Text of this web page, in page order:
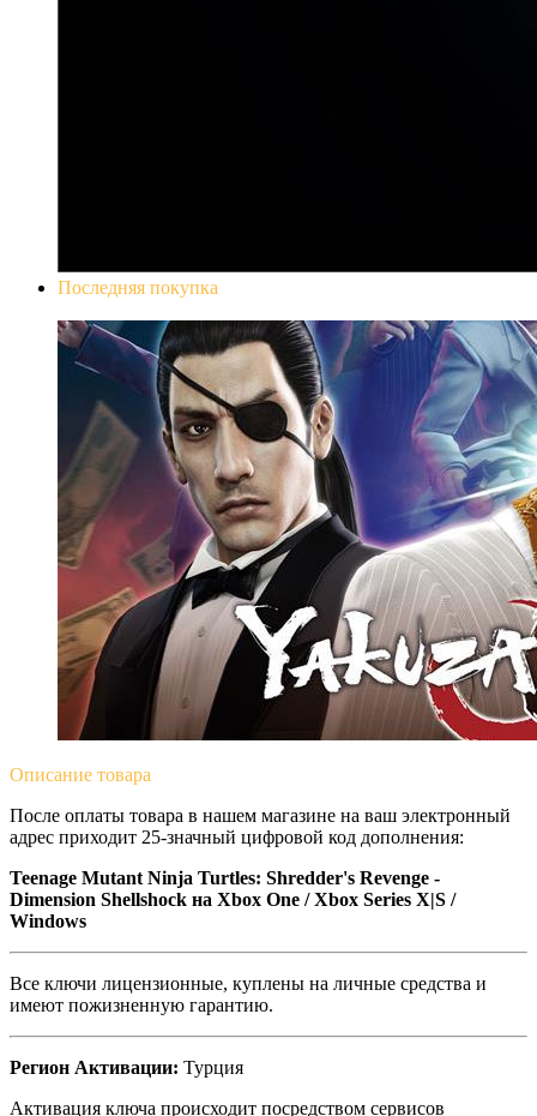
Последняя покупка
Описание товара
После оплаты товара в нашем магазине на ваш электронный
адрес приходит 25-значный цифровой код дополнения:
Teenage Mutant Ninja Turtles: Shredder's Revenge -
Dimension Shellshock на Xbox One / Xbox Series X|S /
Windows
Все ключи лицензионные, куплены на личные средства и
имеют пожизненную гарантию.
Регион Активации: Турция
Активация ключа происходит посредством сервисов